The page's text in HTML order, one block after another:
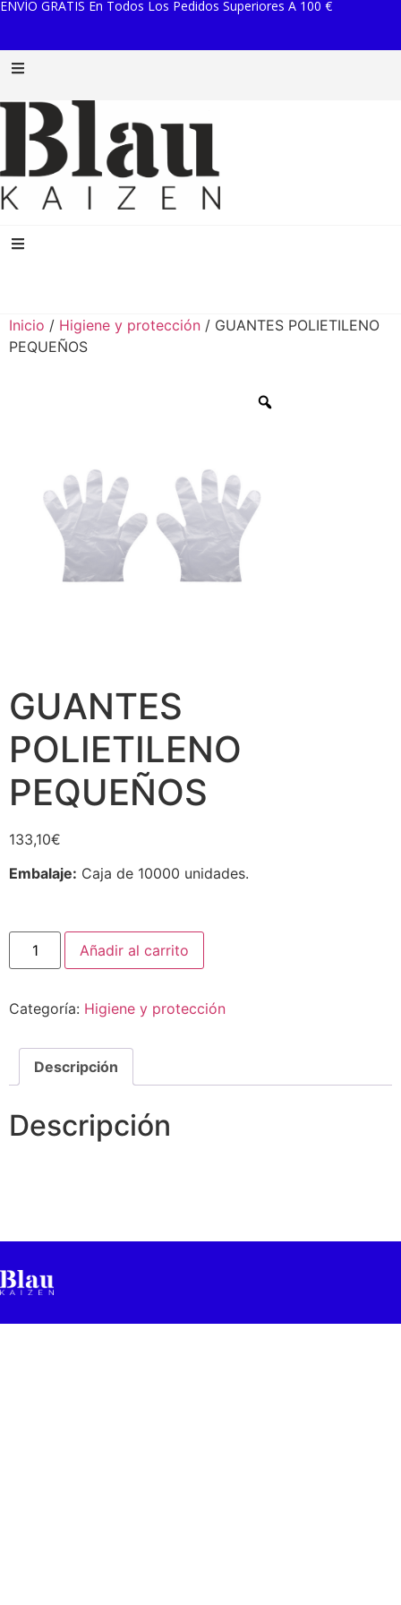
ENVÍO GRATIS En Todos Los Pedidos Superiores A 100 €
Inicio / Higiene y protección / GUANTES POLIETILENO
PEQUEÑOS
GUANTES
POLIETILENO
PEQUEÑOS
133,10€
Embalaje: Caja de 10000 unidades.
Añadir al carrito
Categoría: Higiene y protección
Descripción
Descripción